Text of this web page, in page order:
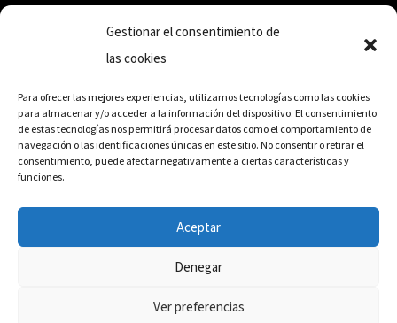
Gestionar el consentimiento de
las cookies
Para ofrecer las mejores experiencias, utilizamos tecnologías como las cookies
para almacenar y/o acceder a la información del dispositivo. El consentimiento
de estas tecnologías nos permitirá procesar datos como el comportamiento de
navegación o las identificaciones únicas en este sitio. No consentir o retirar el
consentimiento, puede afectar negativamente a ciertas características y
funciones.
Aceptar
Denegar
Ver preferencias
+52 811.499.5638
RED DE DISTRIBUCIÓN